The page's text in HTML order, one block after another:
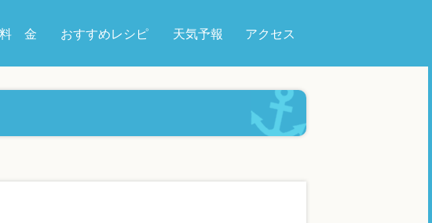
料 金 おすすめレシピ 天気予報 アクセス